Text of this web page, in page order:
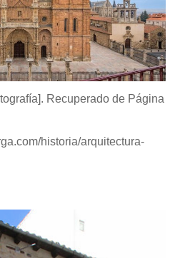
Recuperado de Página
historia/arquitectura-